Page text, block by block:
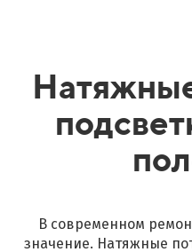
В современном
значение. Натяжные